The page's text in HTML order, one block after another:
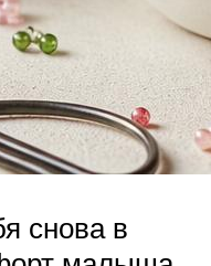
снова в